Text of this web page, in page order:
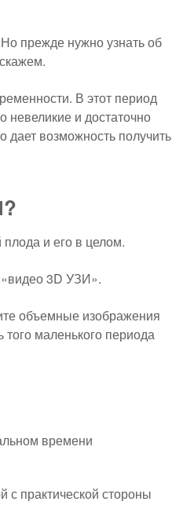
прежде нужно узнать об
В этот период
невеликие и достаточно
возможность получить
и его в целом.
3D УЗИ».
объемные изображения
маленького периода
времени
с практической стороны